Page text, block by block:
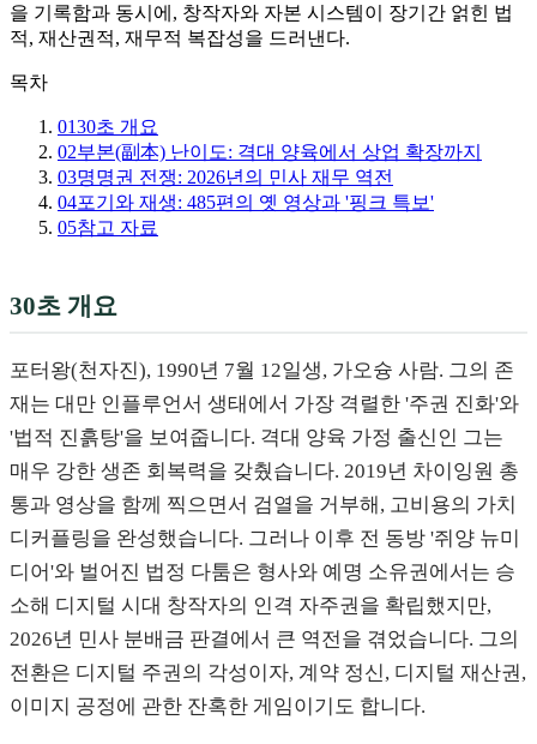
을 기록함과 동시에, 창작자와 자본 시스템이 장기간 얽힌 법
적, 재산권적, 재무적 복잡성을 드러낸다.
목차
0130초 개요
02부본(副本) 난이도: 격대 양육에서 상업 확장까지
03명명권 전쟁: 2026년의 민사 재무 역전
04포기와 재생: 485편의 옛 영상과 '핑크 특보'
05참고 자료
30초 개요
포터왕(천자진), 1990년 7월 12일생, 가오슝 사람. 그의 존
재는 대만 인플루언서 생태에서 가장 격렬한 '주권 진화'와
'법적 진흙탕'을 보여줍니다. 격대 양육 가정 출신인 그는
매우 강한 생존 회복력을 갖췄습니다. 2019년 차이잉원 총
통과 영상을 함께 찍으면서 검열을 거부해, 고비용의 가치
디커플링을 완성했습니다. 그러나 이후 전 동방 '쥐양 뉴미
디어'와 벌어진 법정 다툼은 형사와 예명 소유권에서는 승
소해 디지털 시대 창작자의 인격 자주권을 확립했지만,
2026년 민사 분배금 판결에서 큰 역전을 겪었습니다. 그의
전환은 디지털 주권의 각성이자, 계약 정신, 디지털 재산권,
이미지 공정에 관한 잔혹한 게임이기도 합니다.